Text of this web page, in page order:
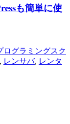
も簡単に使
ログラミングスク
, レンサバ, レンタ